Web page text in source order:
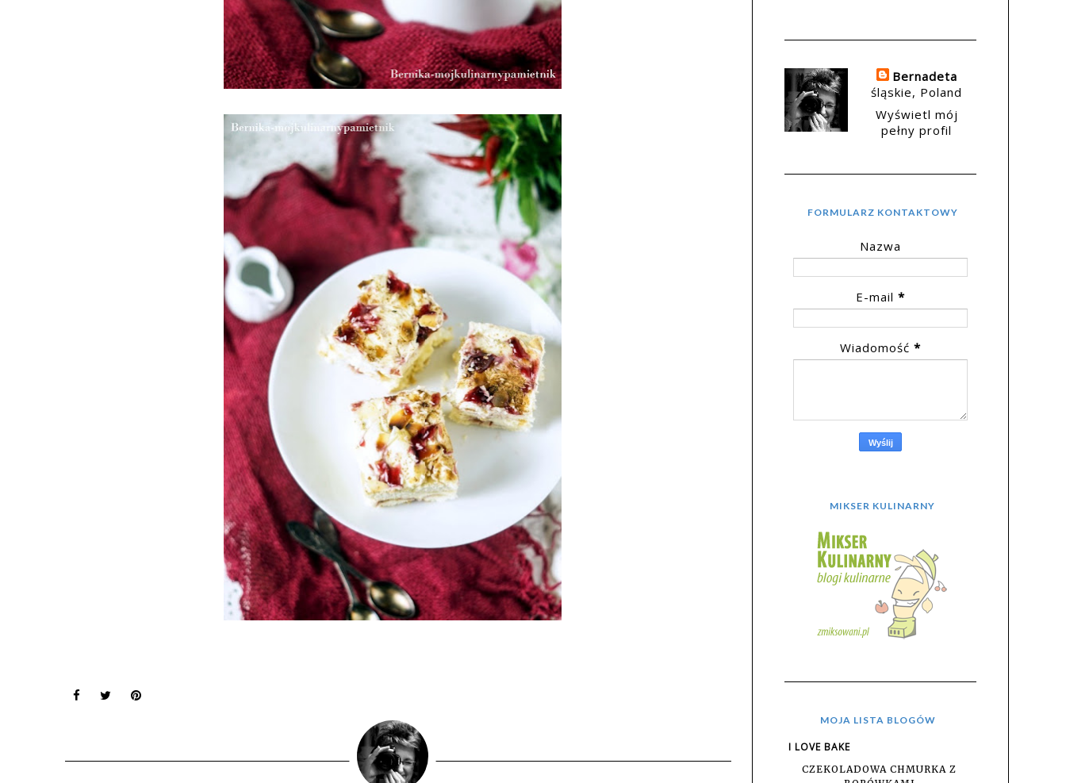
Bernadeta
śląskie, Poland
Wyświetl mój
pełny profil
FORMULARZ KONTAKTOWY
Nazwa
E-mail *
Wiadomość *
MIKSER KULINARNY
MOJA LISTA BLOGÓW
I LOVE BAKE
CZEKOLADOWA CHMURKA Z